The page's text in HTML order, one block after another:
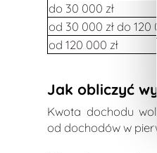
do 30 000 zł
od 30 000 zł do 120
od 120 000 zł
Jak obliczyć
Kwota dochodu
od dochodów w